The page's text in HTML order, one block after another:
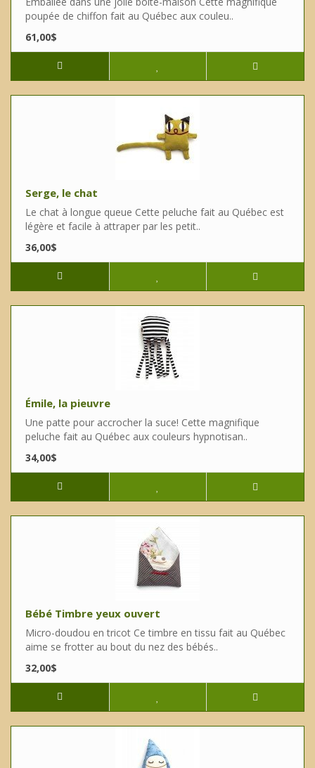
poupée de chiffon fait au Québec aux couleu..
61,00$
Serge, le chat
Le chat à longue queue Cette peluche fait au Québec est
légère et facile à attraper par les petit..
36,00$
Émile, la pieuvre
Une patte pour accrocher la suce! Cette magnifique
peluche fait au Québec aux couleurs hypnotisan..
34,00$
Bébé Timbre yeux ouvert
Micro-doudou en tricot Ce timbre en tissu fait au Québec
aime se frotter au bout du nez des bébés..
32,00$